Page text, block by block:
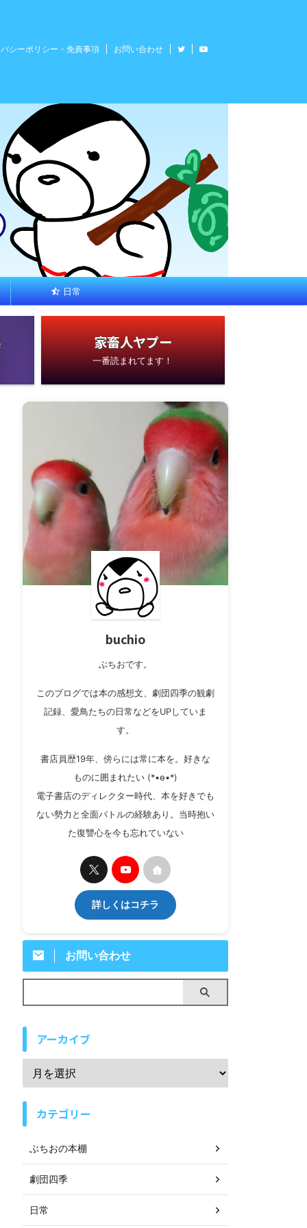
シーポリシー・免責事項 お問い合わせ
日常
家畜人ヤプー
一番読まれてます！
buchio
ぶちおです。
このブログでは本の感想文、劇団四季の観劇
記録、愛鳥たちの日常などをUPしていま
す。
書店員歴19年、傍らには常に本を。好きな
ものに囲まれたい (*•ө•*)
電子書店のディレクター時代、本を好きでも
ない勢力と全面バトルの経験あり。当時抱い
た復讐心を今も忘れていない
詳しくはコチラ
お問い合わせ
アーカイブ
カテゴリー
ぶちおの本棚
劇団四季
日常